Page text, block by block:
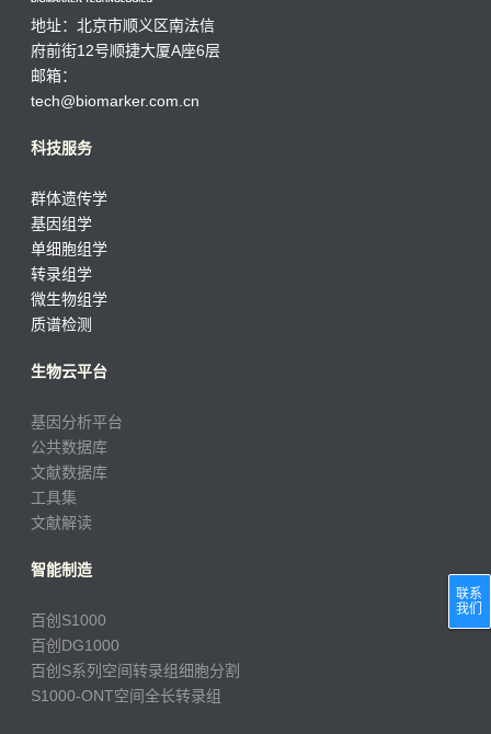
地址：北京市顺义区南法信
府前街12号顺捷大厦A座6层
邮箱：
tech@biomarker.com.cn
科技服务
群体遗传学
基因组学
单细胞组学
转录组学
微生物组学
质谱检测
生物云平台
基因分析平台
公共数据库
文献数据库
工具集
文献解读
智能制造
百创S1000
百创DG1000
百创S系列空间转录组细胞分割
S1000-ONT空间全长转录组
联系
我们